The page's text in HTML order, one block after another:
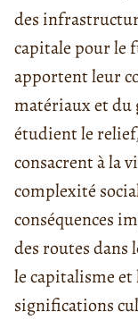
des
capitale pour le
apportent leur
matériaux et du
étudient le
consacrent à la
complexité
conséquences
des routes dans
le capitalisme
significations